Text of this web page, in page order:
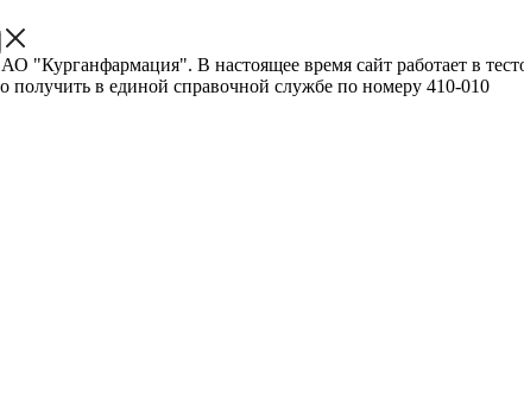
"Курганфармация". В настоящее время сайт работает в
в единой справочной службе по номеру 410-010